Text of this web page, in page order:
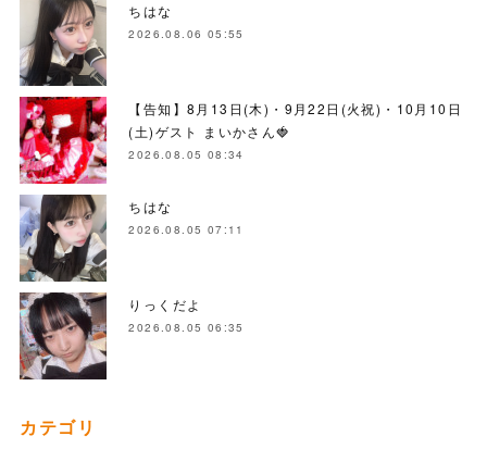
ちはな
2026.08.06 05:55
【告知】8月13日(木)・9月22日(火祝)・10月10日
(土)ゲスト まいかさん🍓
2026.08.05 08:34
ちはな
2026.08.05 07:11
りっくだよ
2026.08.05 06:35
カテゴリ